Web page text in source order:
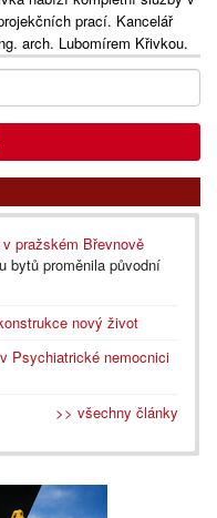
prací. Kancelář
arch. Lubomírem Křivkou.
pražském Břevnově
bytů proměnila původní
nový život
Psychiatrické nemocnici
>> všechny články